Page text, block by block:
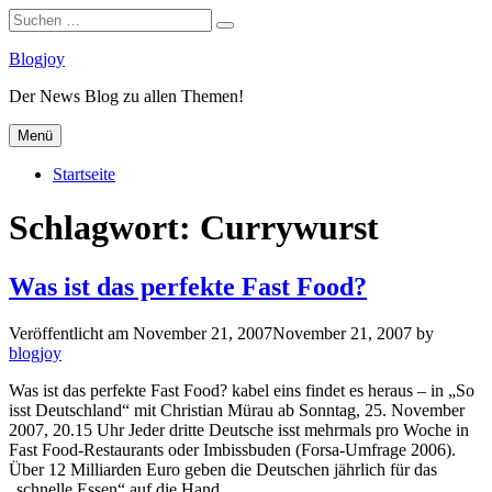
Suchen
nach:
Suchen
Zum
springen
Blogjoy
Der News Blog zu allen Themen!
Menü
Startseite
Schlagwort: Currywurst
Was ist das perfekte Fast Food?
Veröffentlicht am November 21, 2007November 21, 2007 by
blogjoy
Was ist das perfekte Fast Food? kabel eins findet es heraus – in „So
isst Deutschland“ mit Christian Mürau ab Sonntag, 25. November
2007, 20.15 Uhr Jeder dritte Deutsche isst mehrmals pro Woche in
Fast Food-Restaurants oder Imbissbuden (Forsa-Umfrage 2006).
Über 12 Milliarden Euro geben die Deutschen jährlich für das